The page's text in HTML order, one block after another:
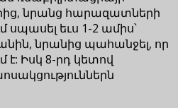
նրանց հարազատների
եւս 1-2 ամիս՝
նրանից պահանջել, որ
է: Իսկ 8-րդ կետով